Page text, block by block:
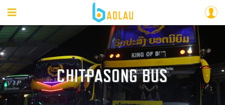
CHITPASONG BUS